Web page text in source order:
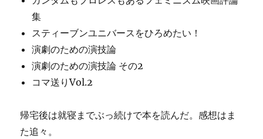
集
スティーブンユニバースをひろめたい！
演劇のための演技論
演劇のための演技論 その2
コマ送りVol.2
帰宅後は就寝までぶっ続けで本を読んだ。感想はま
た追々。